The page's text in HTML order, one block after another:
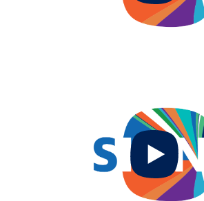
Start
video